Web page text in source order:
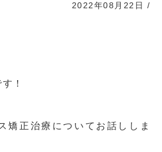
2022年08月22日 /
！
矯正治療についてお話ししま